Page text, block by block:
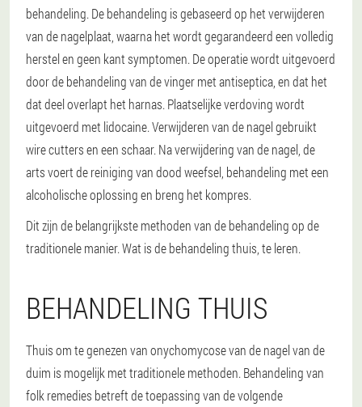
behandeling. De behandeling is gebaseerd op het verwijderen
van de nagelplaat, waarna het wordt gegarandeerd een volledig
herstel en geen kant symptomen. De operatie wordt uitgevoerd
door de behandeling van de vinger met antiseptica, en dat het
dat deel overlapt het harnas. Plaatselijke verdoving wordt
uitgevoerd met lidocaine. Verwijderen van de nagel gebruikt
wire cutters en een schaar. Na verwijdering van de nagel, de
arts voert de reiniging van dood weefsel, behandeling met een
alcoholische oplossing en breng het kompres.
Dit zijn de belangrijkste methoden van de behandeling op de
traditionele manier. Wat is de behandeling thuis, te leren.
BEHANDELING THUIS
Thuis om te genezen van onychomycose van de nagel van de
duim is mogelijk met traditionele methoden. Behandeling van
folk remedies betreft de toepassing van de volgende